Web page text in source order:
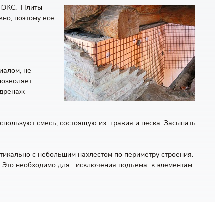
Плиты
поэтому все
не
смесь, состоящую из гравия и песка. Засыпать
с небольшим нахлестом по периметру строения.
Это необходимо для исключения подъема к элементам